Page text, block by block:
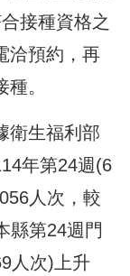
接種資格之
洽預約，再
。
衛生福利部
年第24週(6
人次，較
縣第24週門
人次)上升